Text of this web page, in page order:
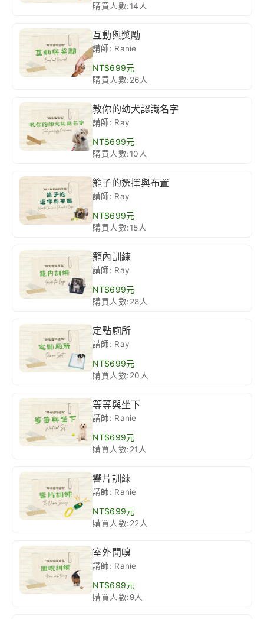
購買人數:14人
互動與獎勵
講師: Ranie
NT$699元
購買人數:26人
教你的幼犬認識名字
講師: Ray
NT$699元
購買人數:10人
籠子的選擇與布置
講師: Ray
NT$699元
購買人數:15人
籠內訓練
講師: Ray
NT$699元
購買人數:28人
定點廁所
講師: Ray
NT$699元
購買人數:20人
等等與坐下
講師: Ranie
NT$699元
購買人數:21人
響片訓練
講師: Ranie
NT$699元
購買人數:22人
室外聞嗅
講師: Ranie
NT$699元
購買人數:9人